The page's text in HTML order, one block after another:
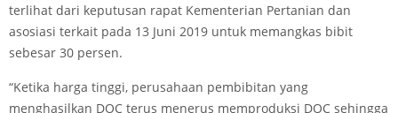
terlihat dari keputusan rapat Kementerian Pertanian dan
asosiasi terkait pada 13 Juni 2019 untuk memangkas bibit
sebesar 30 persen.
“Ketika harga tinggi, perusahaan pembibitan yang
menghasilkan DOC terus menerus memproduksi DOC sehingga